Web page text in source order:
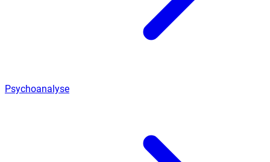
Psychoanalyse